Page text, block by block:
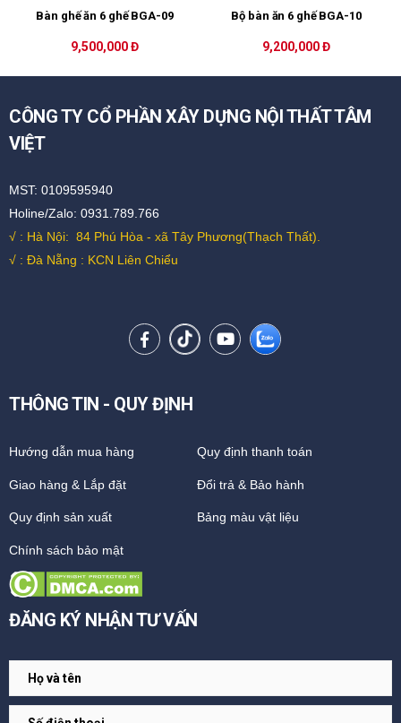
Bàn ghế ăn 6 ghế BGA-09
9,500,000 Đ
Bộ bàn ăn 6 ghế BGA-10
9,200,000 Đ
CÔNG TY CỔ PHẦN XÂY DỰNG NỘI THẤT TÂM
VIỆT
MST: 0109595940
Holine/Zalo: 0931.789.766
√ : Hà Nội: 84 Phú Hòa - xã Tây Phương(Thạch Thất).
√ : Đà Nẵng : KCN Liên Chiểu
THÔNG TIN - QUY ĐỊNH
Hướng dẫn mua hàng Quy định thanh toán
Giao hàng & Lắp đặt Đổi trả & Bảo hành
Quy định sản xuất Bảng màu vật liệu
Chính sách bảo mật
ĐĂNG KÝ NHẬN TƯ VẤN